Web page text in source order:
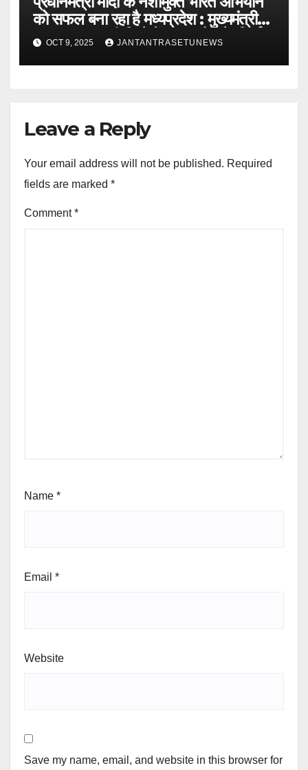
को सफल बना रहा है मध्यप्रदेश : मुख्यमंत्री
डॉ. यादवबड़वानी जिले में 60 करोड़ के निर्माण
कार्यों का वर्चुअली किया लोकार्पण और
शिलान्यास
OCT 9, 2025 JANTANTRASETUNEWS
Leave a Reply
Your email address will not be published. Required
fields are marked *
Comment*
Name *
Email *
Website
Save my name, email, and website in this browser for